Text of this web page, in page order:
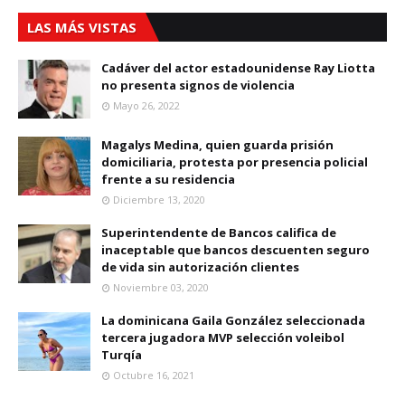
LAS MÁS VISTAS
Cadáver del actor estadounidense Ray Liotta
no presenta signos de violencia
Mayo 26, 2022
Magalys Medina, quien guarda prisión
domiciliaria, protesta por presencia policial
frente a su residencia
Diciembre 13, 2020
Superintendente de Bancos califica de
inaceptable que bancos descuenten seguro
de vida sin autorización clientes
Noviembre 03, 2020
La dominicana Gaila González seleccionada
tercera jugadora MVP selección voleibol
Turqía
Octubre 16, 2021